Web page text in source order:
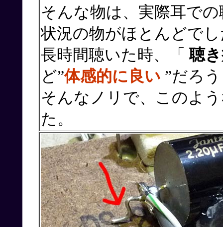
そんな物は、実際耳で
状況の物がほとんどで
長時間聴いた時、「聴
ど”体感的に良い ”だろ
そんなノリで、このよ
た。